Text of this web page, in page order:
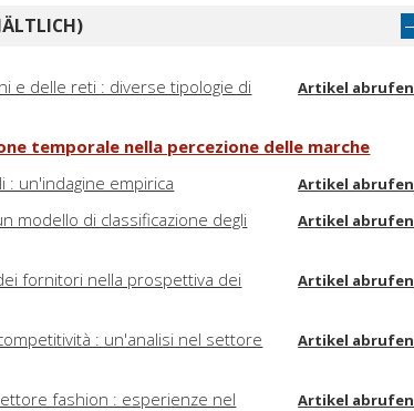
e delle reti : diverse tipologie di
Artikel abrufen
temporale nella percezione delle marche
: un'indagine empirica
Artikel abrufen
modello di classificazione degli
Artikel abrufen
fornitori nella prospettiva dei
Artikel abrufen
: un'analisi nel settore
Artikel abrufen
fashion : esperienze nel
Artikel abrufen